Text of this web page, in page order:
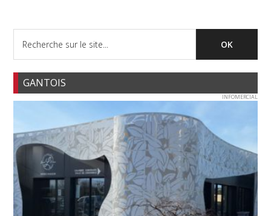
GANTOIS
INFOMERCIAL